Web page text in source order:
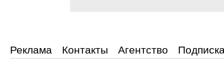
Реклама Контакты Агентство